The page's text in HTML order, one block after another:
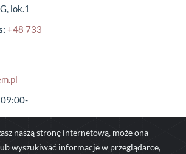
lok.1
+48 733
naszą stronę internetową, może ona
wyszukiwać informacje w przeglądarce,